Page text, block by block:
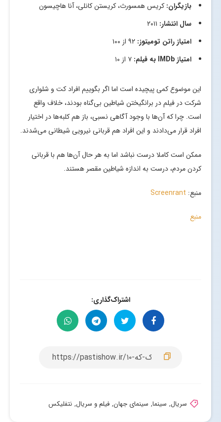
بازیگران: کریس همسورث، کریستن کانلی، آنا هاچیسون
سال انتشار:
امتیاز راتن تومیتوز:
امتیاز IMDb به فیلم:
این موضوع کمی پیچیده است اما اگر بگوییم افراد کت و شلواری
شرکت در فیلم در برانگیختن شیاطین بی‌گناه بودند، خلاف واقع
است. چرا که آن‌ها با وجود آگاهی نسبی، باز هم کلبه‌ها در اختیار
افراد قرار می‌دادند و این افراد هم قربانی نیرویی شیطانی می‌شدند.
ممکن است کاملا درست نباشد اما به هر حال آن‌ها هم با قربانی
کردن مردم، درست به اندازه شیاطین مقصر هستند.
منبع: Screenrant
منبع
اشتراک‌گذاری:
سریال, سینما, سینمای جهان, فیلم و سریال, نتفلیکس